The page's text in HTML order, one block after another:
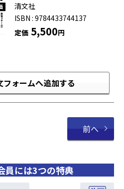
員には3つの特典
清文社
ISBN : 9784433744137
定価5,500円
フォームへ追加する
前へ